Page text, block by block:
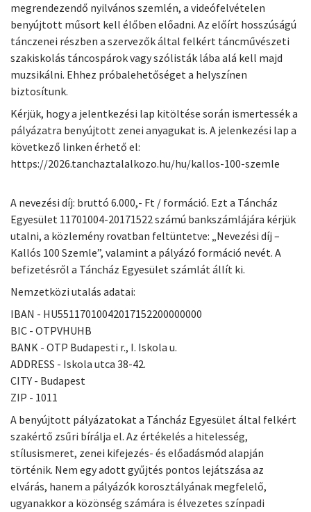
megrendezendő nyilvános szemlén, a videófelvételen
benyújtott műsort kell élőben előadni. Az előírt hosszúságú
tánczenei részben a szervezők által felkért táncművészeti
szakiskolás táncospárok vagy szólisták lába alá kell majd
muzsikálni. Ehhez próbalehetőséget a helyszínen
biztosítunk.
Kérjük, hogy a jelentkezési lap kitöltése során ismertessék a
pályázatra benyújtott zenei anyagukat is. A jelenkezési lap a
következő linken érhető el:
https://2026.tanchaztalalkozo.hu/hu/kallos-100-szemle
A nevezési díj: bruttó 6.000,- Ft / formáció. Ezt a Táncház
Egyesület 11701004-20171522 számú bankszámlájára kérjük
utalni, a közlemény rovatban feltüntetve: „Nevezési díj –
Kallós 100 Szemle”, valamint a pályázó formáció nevét. A
befizetésről a Táncház Egyesület számlát állít ki.
Nemzetközi utalás adatai:
IBAN - HU55117010042017152200000000
BIC - OTPVHUHB
BANK - OTP Budapesti r., I. Iskola u.
ADDRESS - Iskola utca 38-42.
CITY - Budapest
ZIP - 1011
A benyújtott pályázatokat a Táncház Egyesület által felkért
szakértő zsűri bírálja el. Az értékelés a hitelesség,
stílusismeret, zenei kifejezés- és előadásmód alapján
történik. Nem egy adott gyűjtés pontos lejátszása az
elvárás, hanem a pályázók korosztályának megfelelő,
ugyanakkor a közönség számára is élvezetes színpadi